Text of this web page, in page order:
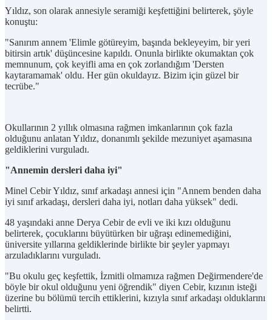
Yıldız, son olarak annesiyle seramiği keşfettiğini belirterek, şöyle
konuştu:
"Sanırım annem 'Elimle götüreyim, başında bekleyeyim, bir yeri
bitirsin artık' düşüncesine kapıldı. Onunla birlikte okumaktan çok
memnunum, çok keyifli ama en çok zorlandığım 'Dersten
kaytaramamak' oldu. Her gün okuldayız. Bizim için güzel bir
tecrübe."
Okullarının 2 yıllık olmasına rağmen imkanlarının çok fazla
olduğunu anlatan Yıldız, donanımlı şekilde mezuniyet aşamasına
geldiklerini vurguladı.
"Annemin dersleri daha iyi"
Minel Cebir Yıldız, sınıf arkadaşı annesi için "Annem benden daha
iyi sınıf arkadaşı, dersleri daha iyi, notları daha yüksek" dedi.
48 yaşındaki anne Derya Cebir de evli ve iki kızı olduğunu
belirterek, çocuklarını büyütürken bir uğraşı edinemediğini,
üniversite yıllarına geldiklerinde birlikte bir şeyler yapmayı
arzuladıklarını vurguladı.
"Bu okulu geç keşfettik, İzmitli olmamıza rağmen Değirmendere'de
böyle bir okul olduğunu yeni öğrendik" diyen Cebir, kızının isteği
üzerine bu bölümü tercih ettiklerini, kızıyla sınıf arkadaşı olduklarını
belirtti.